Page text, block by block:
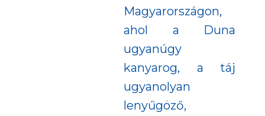
Magyarországon,
ahol a Duna
ugyanúgy
kanyarog, a táj
ugyanolyan
lenyűgöző,